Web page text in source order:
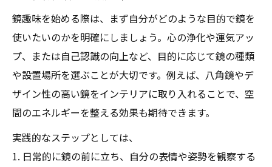
鏡趣味を始める際は、まず自分がどのような目的で鏡を
使いたいのかを明確にしましょう。心の浄化や運気アッ
プ、または自己認識の向上など、目的に応じて鏡の種類
や設置場所を選ぶことが大切です。例えば、八角鏡やデ
ザイン性の高い鏡をインテリアに取り入れることで、空
間のエネルギーを整える効果も期待できます。
実践的なステップとしては、
1. 日常的に鏡の前に立ち、自分の表情や姿勢を観察する